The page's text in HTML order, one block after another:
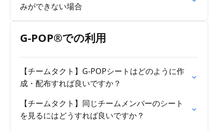
みができない場合
G-POP®での利用
【チームタクト】G-POPシートはどのように作
成・配布すれば良いですか？
【チームタクト】同じチームメンバーのシート
を見るにはどうすれば良いですか？